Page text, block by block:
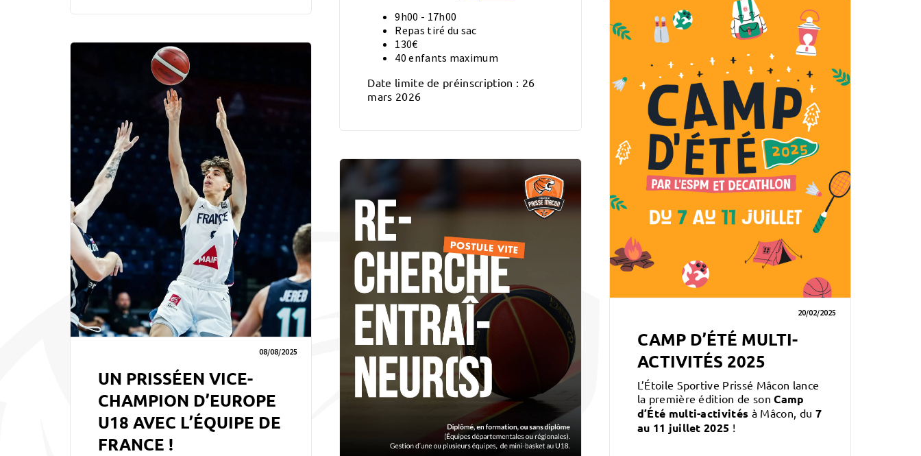
9h00 - 17h00
Repas tiré du sac
130€
40 enfants maximum
Date limite de préinscription : 26
mars 2026
08/08/2025
UN PRISSÉEN VICE-
CHAMPION D’EUROPE
U18 AVEC L’ÉQUIPE DE
FRANCE !
20/02/2025
CAMP D’ÉTÉ MULTI-
ACTIVITÉS 2025
L’Étoile Sportive Prissé Mâcon lance
la première édition de sonCamp
d’Été multi-activités à Mâcon, du 7
au 11 juillet 2025 !